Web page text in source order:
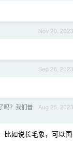
Nov 20, 2023
Sep 26, 2023
Aug 25, 2023
吗？我们普
比如说长毛象，可以国